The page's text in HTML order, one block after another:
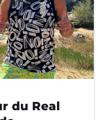
du Real